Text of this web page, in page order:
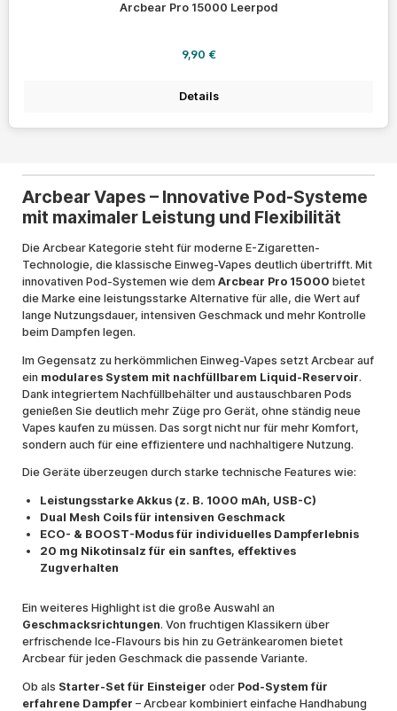
Arcbear Pro 15000 Leerpod
Regulärer Preis:
9,90 €
Details
Arcbear Vapes – Innovative Pod-Systeme
mit maximaler Leistung und Flexibilität
Die Arcbear Kategorie steht für moderne E-Zigaretten-
Technologie, die klassische Einweg-Vapes deutlich übertrifft. Mit
innovativen Pod-Systemen wie dem Arcbear Pro 15000 bietet
die Marke eine leistungsstarke Alternative für alle, die Wert auf
lange Nutzungsdauer, intensiven Geschmack und mehr Kontrolle
beim Dampfen legen.
Im Gegensatz zu herkömmlichen Einweg-Vapes setzt Arcbear auf
ein modulares System mit nachfüllbarem Liquid-Reservoir.
Dank integriertem Nachfüllbehälter und austauschbaren Pods
genießen Sie deutlich mehr Züge pro Gerät, ohne ständig neue
Vapes kaufen zu müssen. Das sorgt nicht nur für mehr Komfort,
sondern auch für eine effizientere und nachhaltigere Nutzung.
Die Geräte überzeugen durch starke technische Features wie:
Leistungsstarke Akkus (z. B. 1000 mAh, USB-C)
Dual Mesh Coils für intensiven Geschmack
ECO- & BOOST-Modus für individuelles Dampferlebnis
20 mg Nikotinsalz für ein sanftes, effektives
Zugverhalten
Ein weiteres Highlight ist die große Auswahl an
Geschmacksrichtungen. Von fruchtigen Klassikern über
erfrischende Ice-Flavours bis hin zu Getränkearomen bietet
Arcbear für jeden Geschmack die passende Variante.
Ob als Starter-Set für Einsteiger oder Pod-System für
erfahrene Dampfer – Arcbear kombiniert einfache Handhabung